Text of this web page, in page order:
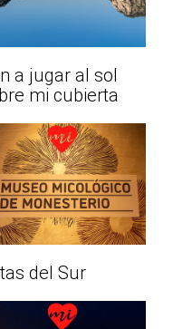
a jugar al sol
mi cubierta
del Sur